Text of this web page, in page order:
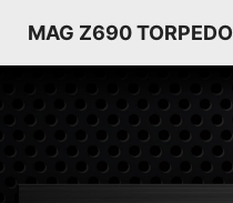
MAG Z690 TORPEDO